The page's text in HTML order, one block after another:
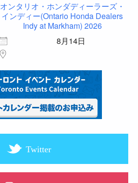
オンタリオ・ホンダディーラーズ・
インディー(Ontario Honda Dealers
Indy at Markham) 2026
8月14日
Twitter